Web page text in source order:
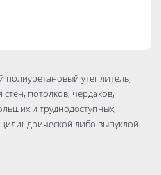
утеплитель,
потолков, чердаков,
и труднодоступных,
либо выпуклой